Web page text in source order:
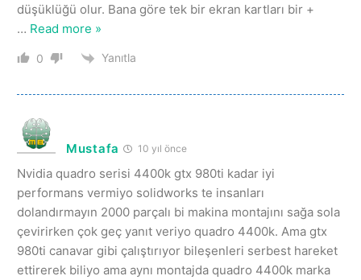
düşüklüğü olur. Bana göre tek bir ekran kartları bir +
… Read more »
0 Yanıtla
Mustafa 10 yıl önce
Nvidia quadro serisi 4400k gtx 980ti kadar iyi
performans vermiyo solidworks te insanları
dolandırmayın 2000 parçalı bi makina montajını sağa sola
çevirirken çok geç yanıt veriyo quadro 4400k. Ama gtx
980ti canavar gibi çalıştırıyor bileşenleri serbest hareket
ettirerek biliyo ama aynı montajda quadro 4400k marka